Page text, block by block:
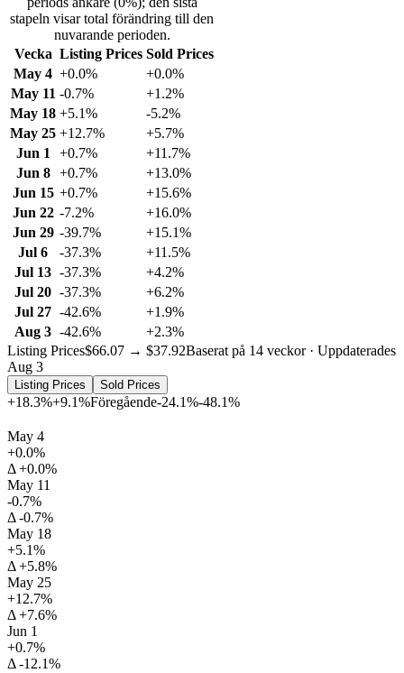
stapeln visar total förändring till den
nuvarande perioden.
Vecka Listing Prices Sold Prices
May 4 +0.0%
+0.0%
May 11 -0.7%
+1.2%
May 18 +5.1%
-5.2%
May 25 +12.7%
+5.7%
Jun 1
+0.7%
+11.7%
Jun 8
+0.7%
+13.0%
Jun 15 +0.7%
+15.6%
Jun 22 -7.2%
+16.0%
Jun 29 -39.7%
+15.1%
Jul 6
-37.3%
+11.5%
Jul 13 -37.3%
+4.2%
Jul 20 -37.3%
+6.2%
Jul 27 -42.6%
+1.9%
Aug 3 -42.6%
+2.3%
Listing Prices$66.07 → $37.92Baserat på 14 veckor · Uppdaterades
Aug 3
Listing Prices Sold Prices
+18.3%+9.1%Föregående-24.1%-48.1%
May 4
+0.0%
Δ +0.0%
May 11
-0.7%
Δ -0.7%
May 18
+5.1%
Δ +5.8%
May 25
+12.7%
Δ +7.6%
Jun 1
+0.7%
Δ -12.1%